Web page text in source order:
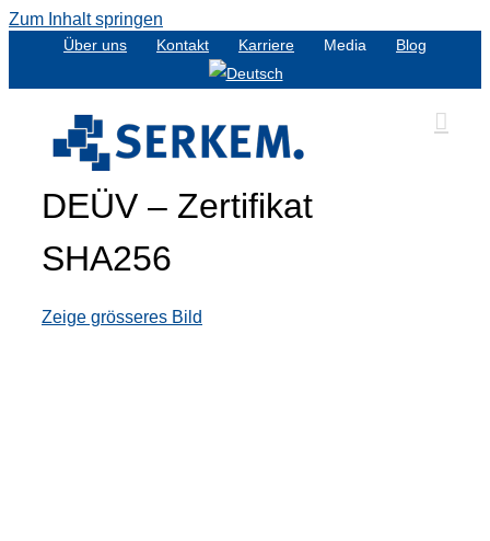
Zum Inhalt springen
Über uns Kontakt Karriere Media Blog
Zeige grösseres Bild
DEÜV – Zertifikat
SHA256